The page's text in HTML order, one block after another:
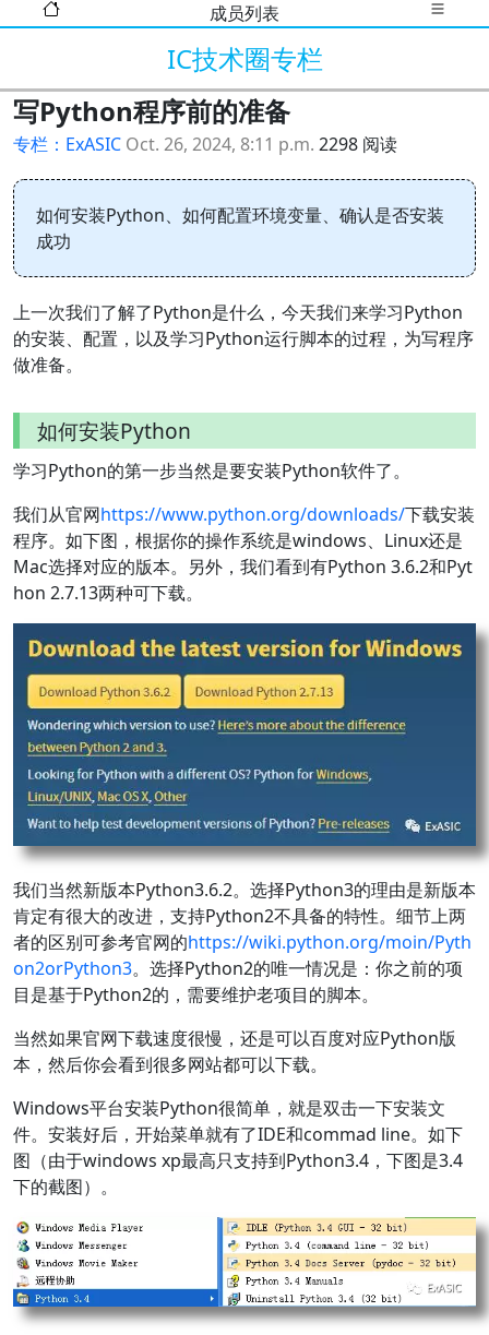
成员列表
IC技术圈专栏
写Python程序前的准备
专栏：ExASIC Oct. 26, 2024, 8:11 p.m. 2298 阅读
如何安装Python、如何配置环境变量、确认是否安装
成功
上一次我们了解了Python是什么，今天我们来学习Python
的安装、配置，以及学习Python运行脚本的过程，为写程序
做准备。
如何安装Python
学习Python的第一步当然是要安装Python软件了。
我们从官网https://www.python.org/downloads/下载安装
程序。如下图，根据你的操作系统是windows、Linux还是
Mac选择对应的版本。另外，我们看到有Python 3.6.2和Pyt
hon 2.7.13两种可下载。
我们当然新版本Python3.6.2。选择Python3的理由是新版本
肯定有很大的改进，支持Python2不具备的特性。细节上两
者的区别可参考官网的https://wiki.python.org/moin/Pyth
on2orPython3。选择Python2的唯一情况是：你之前的项
目是基于Python2的，需要维护老项目的脚本。
当然如果官网下载速度很慢，还是可以百度对应Python版
本，然后你会看到很多网站都可以下载。
Windows平台安装Python很简单，就是双击一下安装文
件。安装好后，开始菜单就有了IDE和commad line。如下
图（由于windows xp最高只支持到Python3.4，下图是3.4
下的截图）。